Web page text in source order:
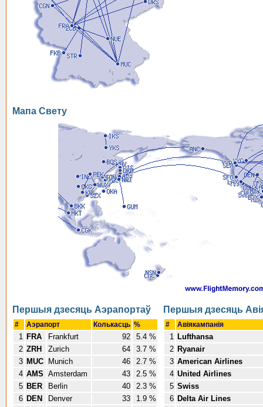
Мапа Свету
Першыя дзесяць Аэрапортаў
# Аэрапорт Колькасць %
1 FRA Frankfurt 92
5.4 %
2 ZRH Zurich 64
3.7 %
3 MUC Munich 46
2.7 %
4 AMS Amsterdam 43
2.5 %
5 BER Berlin 40
2.3 %
6 DEN Denver 33
1.9 %
Першыя дзесяць
# Авіякампанія
1 Lufthansa
2 Ryanair
3 American Airlines
4 United Airlines
5 Swiss
6 Delta Air Lines